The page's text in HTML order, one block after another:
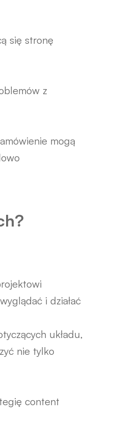
się stronę
z
mogą
i działać
układu,
nie tylko
content